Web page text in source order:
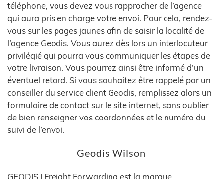
téléphone, vous devez vous rapprocher de l’agence
qui aura pris en charge votre envoi. Pour cela, rendez-
vous sur les pages jaunes afin de saisir la localité de
l’agence Geodis. Vous aurez dès lors un interlocuteur
privilégié qui pourra vous communiquer les étapes de
votre livraison. Vous pourrez ainsi être informé d’un
éventuel retard. Si vous souhaitez être rappelé par un
conseiller du service client Geodis, remplissez alors un
formulaire de contact sur le site internet, sans oublier
de bien renseigner vos coordonnées et le numéro du
suivi de l’envoi.
Geodis Wilson
GEODIS | Freight Forwarding est la marque